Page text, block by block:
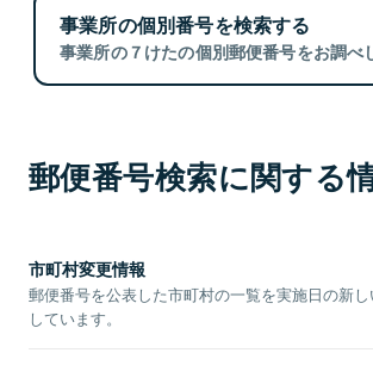
事業所の個別番号を検索する
事業所の７けたの個別郵便番号をお調べ
郵便番号検索に関する
市町村変更情報
郵便番号を公表した市町村の一覧を実施日の新
しています。